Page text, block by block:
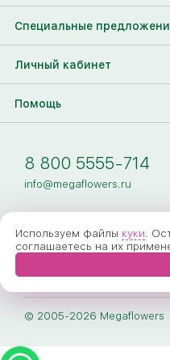
8 800 5555-714
info@megaflowers.ru
Контакты
Видеогалерея
Новости
Партнеры Megaflowers
Найти друга
Доставка цветов за
Специальные
Накопительные скидки
Личный кабинет
Вход
Помощь
Оплата
Как заказать
Обработка
© 2005-2026 Megaflowers
Используем файлы куки.
соглашаетесь на их